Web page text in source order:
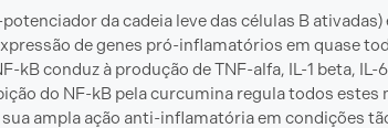
da cadeia leve das células B ativadas)
de genes pró-inflamatórios em quase
kB conduz à produção de TNF-alfa, IL-1 beta, IL-
do NF-kB pela curcumina regula todos estes
ampla ação anti-inflamatória em condições